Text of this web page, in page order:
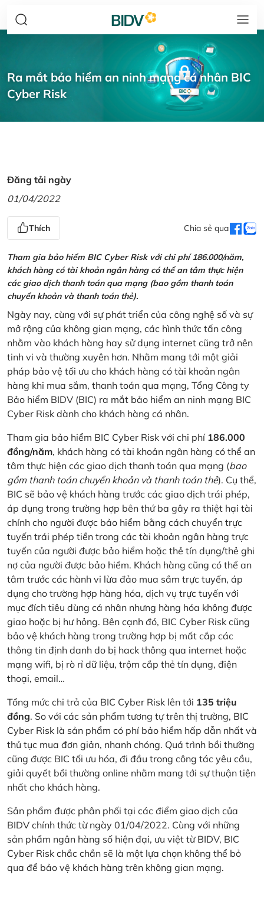
Ra mắt bảo hiểm an ninh mạng cá nhân BIC
Cyber Risk
Đăng tải ngày
01/04/2022
Thích Chia sẻ qua
Tham gia bảo hiểm BIC Cyber Risk với chi phí 186.000/năm,
khách hàng có tài khoản ngân hàng có thể an tâm thực hiện
các giao dịch thanh toán qua mạng (bao gồm thanh toán
chuyển khoản và thanh toán thẻ).
Ngày nay, cùng với sự phát triển của công nghệ số và sự
mở rộng của không gian mạng, các hình thức tấn công
nhằm vào khách hàng hay sử dụng internet cũng trở nên
tinh vi và thường xuyên hơn. Nhằm mang tới một giải
pháp bảo vệ tối ưu cho khách hàng có tài khoản ngân
hàng khi mua sắm, thanh toán qua mạng, Tổng Công ty
Bảo hiểm BIDV (BIC) ra mắt bảo hiểm an ninh mạng BIC
Cyber Risk dành cho khách hàng cá nhân.
Tham gia bảo hiểm BIC Cyber Risk với chi phí 186.000
đồng/năm, khách hàng có tài khoản ngân hàng có thể an
tâm thực hiện các giao dịch thanh toán qua mạng (bao
gồm thanh toán chuyển khoản và thanh toán thẻ). Cụ thể,
BIC sẽ bảo vệ khách hàng trước các giao dịch trái phép,
áp dụng trong trường hợp bên thứ ba gây ra thiệt hại tài
chính cho người được bảo hiểm bằng cách chuyển trực
tuyến trái phép tiền trong các tài khoản ngân hàng trực
tuyến của người được bảo hiểm hoặc thẻ tín dụng/thẻ ghi
nợ của người được bảo hiểm. Khách hàng cũng có thể an
tâm trước các hành vi lừa đảo mua sắm trực tuyến, áp
dụng cho trường hợp hàng hóa, dịch vụ trực tuyến với
mục đích tiêu dùng cá nhân nhưng hàng hóa không được
giao hoặc bị hư hỏng. Bên cạnh đó, BIC Cyber Risk cũng
bảo vệ khách hàng trong trường hợp bị mất cắp các
thông tin định danh do bị hack thông qua internet hoặc
mạng wifi, bị rò rỉ dữ liệu, trộm cắp thẻ tín dụng, điện
thoại, email…
Tổng mức chi trả của BIC Cyber Risk lên tới 135 triệu
đồng. So với các sản phẩm tương tự trên thị trường, BIC
Cyber Risk là sản phẩm có phí bảo hiểm hấp dẫn nhất và
thủ tục mua đơn giản, nhanh chóng. Quá trình bồi thường
cũng được BIC tối ưu hóa, đi đầu trong công tác yêu cầu,
giải quyết bồi thường online nhằm mang tới sự thuận tiện
nhất cho khách hàng.
Sản phẩm được phân phối tại các điểm giao dịch của
BIDV chính thức từ ngày 01/04/2022. Cùng với những
sản phẩm ngân hàng số hiện đại, ưu việt từ BIDV, BIC
Cyber Risk chắc chắn sẽ là một lựa chọn không thể bỏ
qua để bảo vệ khách hàng trên không gian mạng.